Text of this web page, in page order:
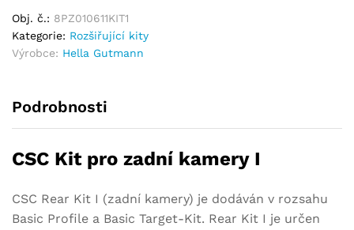
Obj. č.: 8PZ010611KIT1
Kategorie: Rozšiřující kity
Výrobce: Hella Gutmann
Podrobnosti
CSC Kit pro zadní kamery I
CSC Rear Kit I (zadní kamery) je dodáván v rozsahu
Basic Profile a Basic Target-Kit. Rear Kit I je určen